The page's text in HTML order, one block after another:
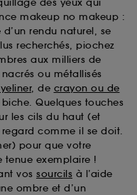
makeup no makeup :
rendu naturel, se
recherchés, piochez
aux milliers de
ou métallisés
, de crayon ou de
Quelques touches
les cils du haut (et
comme il se doit.
pour que votre
tenue exemplaire !
vos sourcils à l’aide
ombre et d’un